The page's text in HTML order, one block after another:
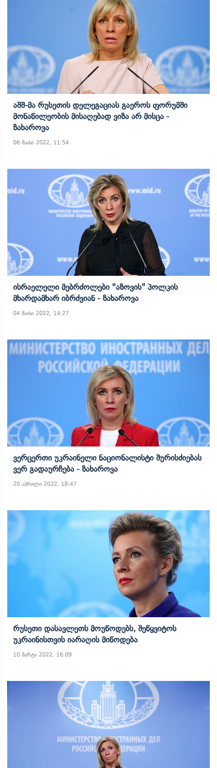
Აშშ-Მა Რუსეთის Დელეგაციას Გაეროს Ფორუმში
Მონაწილეობის Მისაღებად Ვიზა Არ Მისცა -
Ზახაროვა
06 მაისი 2022, 11:54
Ისრაელელი Მებრძოლები "აზოვის" Პოლკის
Მხარდამხარ Იბრძვიან - Ზახაროვა
04 მაისი 2022, 14:27
Ვერცერთი Უკრაინელი Ნაციონალისტი Შურისძიებას
Ვერ Გადაურჩება - Ზახაროვა
20 აპრილი 2022, 18:47
Რუსეთი Დასავლეთს Მოუწოდებს, Შეწყვიტოს
Უკრაინისთვის Იარაღის Მიწოდება
10 მარტი 2022, 16:09